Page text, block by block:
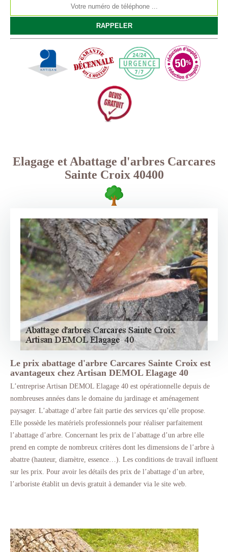
Elagage et Abattage d'arbres Carcares
Sainte Croix 40400
Le prix abattage d'arbre Carcares Sainte Croix est
avantageux chez Artisan DEMOL Elagage 40
L’entreprise Artisan DEMOL Elagage 40 est opérationnelle depuis de
nombreuses années dans le domaine du jardinage et aménagement
paysager. L’abattage d’arbre fait partie des services qu’elle propose.
Elle possède les matériels professionnels pour réaliser parfaitement
l’abattage d’arbre. Concernant les prix de l’abattage d’un arbre elle
prend en compte de nombreux critères dont les dimensions de l’arbre à
abattre (hauteur, diamètre, essence…). Les conditions de travail influent
sur les prix. Pour avoir les détails des prix de l’abattage d’un arbre,
l’arboriste établit un devis gratuit à demander via le site web.